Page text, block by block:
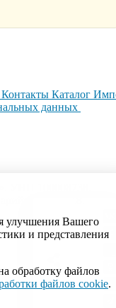
улучшения Вашего
и представления
обработку файлов
файлов cookie.
Контакты Каталог
данных
УНП 100008738.
17-518.